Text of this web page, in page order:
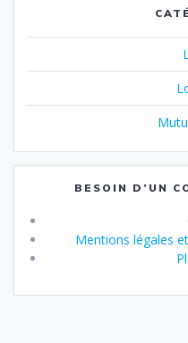
BESOIN D’UN
Mentions légales